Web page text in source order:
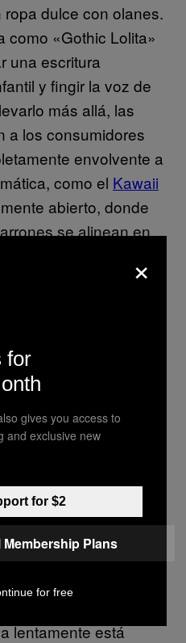
dulce con olanes.
como «Gothic Lolita»
una escritura
y fingir la voz de
más allá, las
a los consumidores
envolvente a
como el Kawaii
abierto, donde
se alinean en
de una
la entrada.
no basta con
linda; la comida
provocando que los
más ingeniosos
como
con forma del
que devoré en el
con temática de
en Elmo Cafe.
lentamente está
×
for
gives you access to
and exclusive new
for $2
Membership Plans
for free